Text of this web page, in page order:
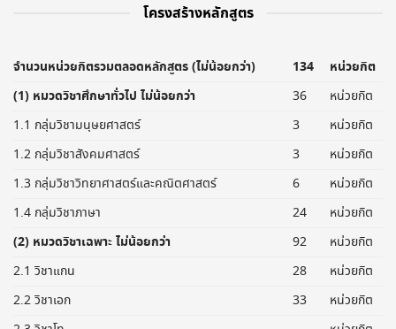
โครงสร้างหลักสูตร
จำนวนหน่วยกิตรวมตลอดหลักสูตร (ไม่น้อยกว่า) 134
หน่วยกิต
(1) หมวดวิชาศึกษาทั่วไป ไม่น้อยกว่า
36
หน่วยกิต
1.1 กลุ่มวิชามนุษยศาสตร์
3
หน่วยกิต
1.2 กลุ่มวิชาสังคมศาสตร์
3
หน่วยกิต
1.3 กลุ่มวิชาวิทยาศาสตร์และคณิตศาสตร์
6
หน่วยกิต
1.4 กลุ่มวิชาภาษา
24
หน่วยกิต
(2) หมวดวิชาเฉพาะ ไม่น้อยกว่า
92
หน่วยกิต
2.1 วิชาแกน
28
หน่วยกิต
2.2 วิชาเอก
33
หน่วยกิต